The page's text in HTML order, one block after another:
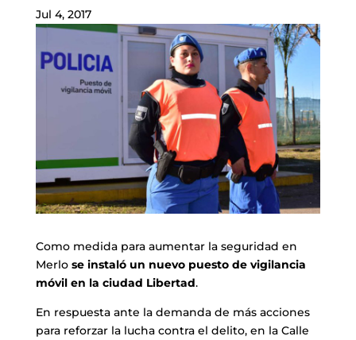
Jul 4, 2017
Como medida para aumentar la seguridad en
Merlo se instaló un nuevo puesto de vigilancia
móvil en la ciudad Libertad.
En respuesta ante la demanda de más acciones
para reforzar la lucha contra el delito, en la Calle